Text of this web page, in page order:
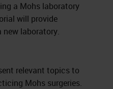
a Mohs laboratory
will provide
laboratory.
relevant topics to
Mohs surgeries.